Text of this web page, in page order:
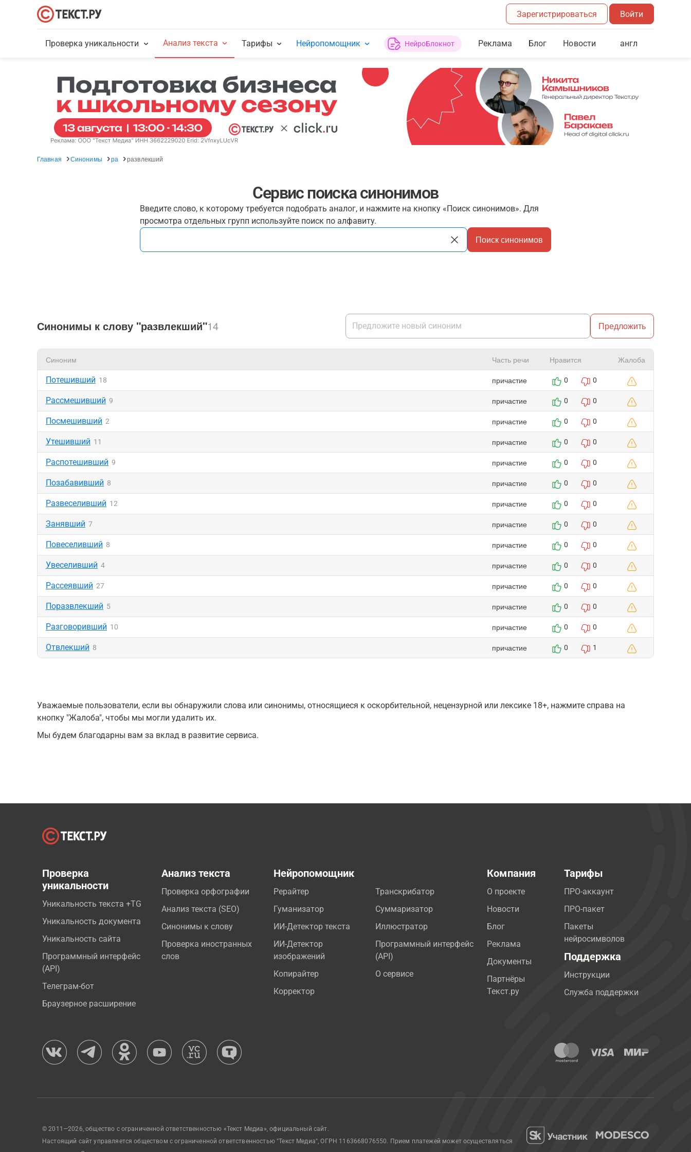
Зарегистрироваться Войти
Проверка уникальности Анализ текста Тарифы Нейропомощник НейроБлокнот Реклама Блог Новости англ
Главная Синонимы ра развлекший
Сервис поиска синонимов
Введите слово, к которому требуется подобрать аналог, и нажмите на кнопку «Поиск синонимов». Для
просмотра отдельных групп используйте поиск по алфавиту.
Поиск синонимов
Синонимы к слову "развлекший"14 Предложить
Синоним Часть речи Нравится Жалоба
Потешивший 18 причастие 0 0
Рассмешивший 9 причастие 0 0
Посмешивший 2 причастие 0 0
Утешивший 11 причастие 0 0
Распотешивший 9 причастие 0 0
Позабавивший 8 причастие 0 0
Развеселивший 12 причастие 0 0
Занявший 7 причастие 0 0
Повеселивший 8 причастие 0 0
Увеселивший 4 причастие 0 0
Рассеявший 27 причастие 0 0
Поразвлекший 5 причастие 0 0
Разговоривший 10 причастие 0 0
Отвлекший 8 причастие 0 1
Уважаемые пользователи, если вы обнаружили слова или синонимы, относящиеся к оскорбительной, нецензурной или лексике 18+, нажмите справа на
кнопку "Жалоба", чтобы мы могли удалить их.
Мы будем благодарны вам за вклад в развитие сервиса.
Проверка
уникальности
Уникальность текста +TG
Уникальность документа
Уникальность сайта
Программный интерфейс
(API)
Телеграм-бот
Браузерное расширение
Анализ текста
Проверка орфографии
Анализ текста (SEO)
Синонимы к слову
Проверка иностранных
слов
Нейропомощник
Рерайтер
Гуманизатор
ИИ-Детектор текста
ИИ-Детектор
изображений
Копирайтер
Корректор
Транскрибатор
Суммаризатор
Иллюстратор
Программный интерфейс
(API)
О сервисе
Компания
О проекте
Новости
Блог
Реклама
Документы
Партнёры
Текст.ру
Тарифы
ПРО-аккаунт
ПРО-пакет
Пакеты
нейросимволов
Поддержка
Инструкции
Служба поддержки
© 2011—2026, общество с ограниченной ответственностью «Текст Медиа», официальный сайт.
Настоящий сайт управляется обществом с ограниченной ответственностью "Текст Медиа", ОГРН 1163668076550. Прием платежей может осуществляться